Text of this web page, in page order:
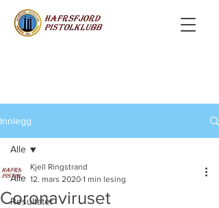
Innlegg
Alle
Resultater
Alle
Coronaviruset
Kjell Ringstrand
12. mars 2020 1 min lesing